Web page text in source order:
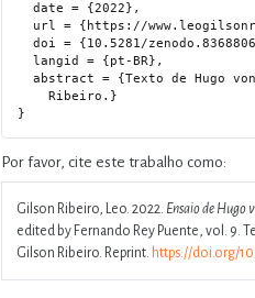
  date = {2022},
  doi = {10.5281/zenodo.8368806},
  abstract = {Texto de Hugo von Hofmannsthal traduzido por Leo Gilson
Por favor, cite este trabalho como:
Gilson Ribeiro, Leo. 2022. Ensaio de Hugo
edited by Fernando Rey Puente, vol. 9.
Gilson Ribeiro. Reprint. https://doi.org/